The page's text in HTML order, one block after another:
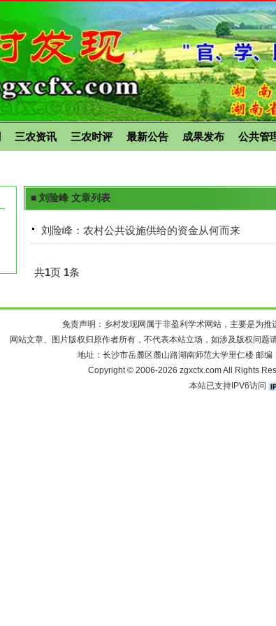
三农资讯 三农时评 最新公告 成果发布 公共管
■ 刘险峰 文章列表
刘险峰：农村公共设施供给的资金从何而来
共1页 1条
免责声明：乡村发现网属于非盈利学术网站，主要是为推
网站文章、图片版权归原作者所有，不代表本站立场，如涉及版权问题
地址：长沙市岳麓区麓山路湖南师范大学里仁楼 邮
Copyright © 2006-2026 zgxcfx.com All Rights
本站已支持IPV6访问